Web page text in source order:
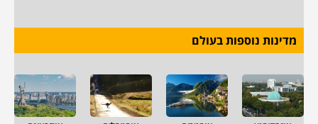
מדינות נוספות בעולם